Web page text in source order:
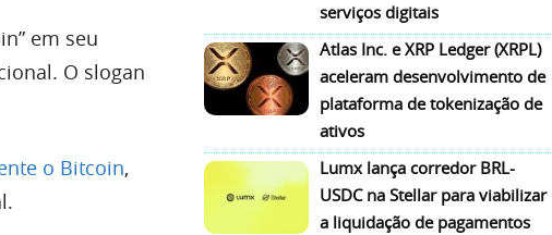
em seu
O slogan
o Bitcoin,
serviços digitais
Atlas Inc. e XRP Ledger (XRPL)
aceleram desenvolvimento de
plataforma de tokenização de
ativos
Lumx lança corredor BRL-
USDC na Stellar para viabilizar
a liquidação de pagamentos